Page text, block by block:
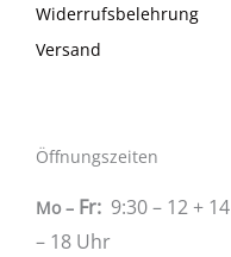
Widerrufsbelehrung
Versand
Öffnungszeiten
Mo – Fr: 9:30 – 12 + 14
– 18 Uhr